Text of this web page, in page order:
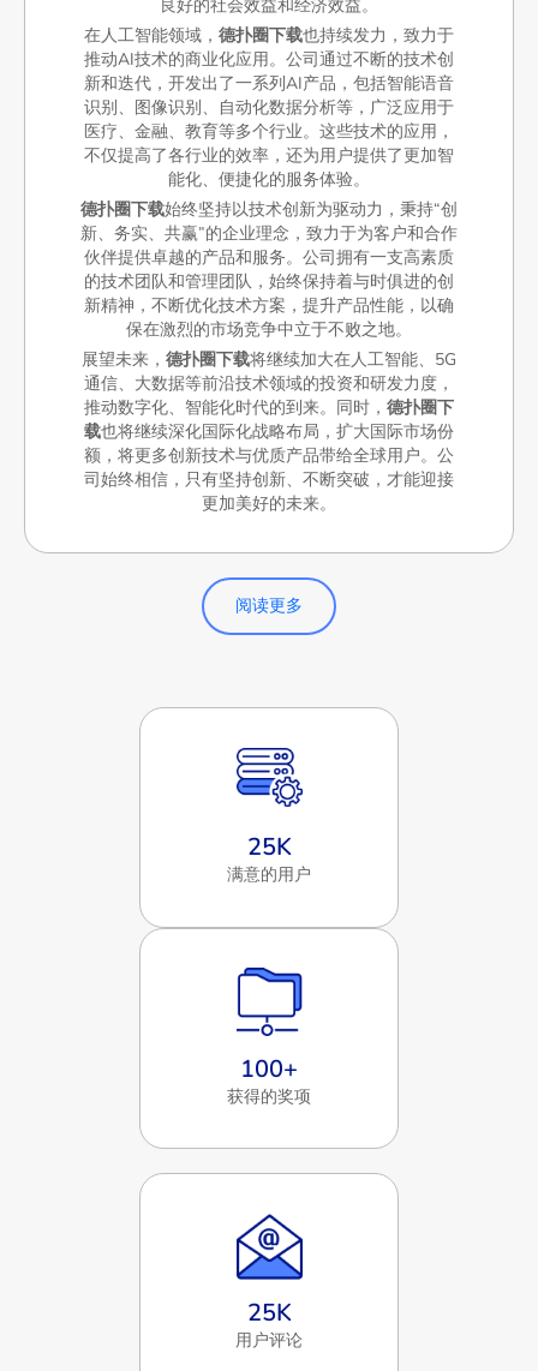
良好的社会效益和经济效益。
在人工智能领域， 德扑圈下载也持续发力，致力于
推动AI技术的商业化应用。公司通过不断的技术创
新和迭代，开发出了一系列AI产品，包括智能语音
识别、图像识别、自动化数据分析等，广泛应用于
医疗、金融、教育等多个行业。这些技术的应用，
不仅提高了各行业的效率，还为用户提供了更加智
能化、便捷化的服务体验。
德扑圈下载始终坚持以技术创新为驱动力，秉持“创
新、务实、共赢”的企业理念，致力于为客户和合作
伙伴提供卓越的产品和服务。公司拥有一支高素质
的技术团队和管理团队，始终保持着与时俱进的创
新精神，不断优化技术方案，提升产品性能，以确
保在激烈的市场竞争中立于不败之地。
展望未来， 德扑圈下载将继续加大在人工智能、5G
通信、大数据等前沿技术领域的投资和研发力度，
推动数字化、智能化时代的到来。同时， 德扑圈下
载也将继续深化国际化战略布局，扩大国际市场份
额，将更多创新技术与优质产品带给全球用户。公
司始终相信，只有坚持创新、不断突破，才能迎接
更加美好的未来。
阅读更多
25K
满意的用户
100+
获得的奖项
25K
用户评论